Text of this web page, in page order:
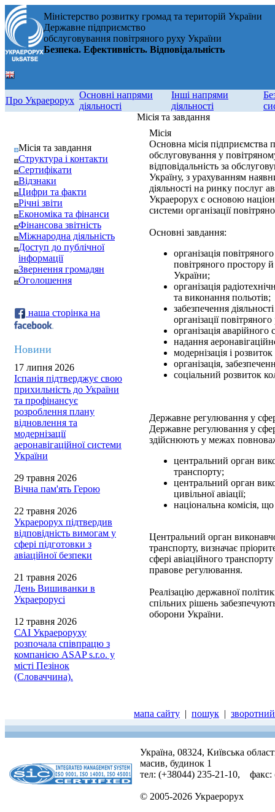
Міністерство розвитку громад та територій України
Державне підприємство
обслуговування повітряного руху України
Безпека. Ефективність. Відповідальність
Про Украерорух
Основні напрями
діяльності
Інші напрями
діяльності
Місія та завдання
Структура і контакти
Сертифікати
Відзнаки
Цифри та факти
Річні звіти
Економіка та фінанси
Фінансова звітність
Міжнародна діяльність
Доступ до публічної
інформації
Звернення громадян
Оголошення
наша сторінка на
Новини
17 липня 2026
Іспанія підтверджує свою
прихильність до України
та профінансує
розроблення плану
відновлення та
модернізації
аеронавігаційної системи
України
29 травня 2026
Вічна пам'ять Герою
22 травня 2026
Украерорух підтвердив
відповідність вимогам у
сфері підготовки з
авіаційної безпеки
21 травня 2026
День Вишиванки в
Украерорусі
12 травня 2026
САІ Украероруху
розпочала співпрацю з
компанією ASAP s.r.o. у
місті Пезінок
(Словаччина).
Місія та завдання
Місія
Основна місія підприємства
обслуговування у
відповідальність за
Україну, з урахуванням
діяльності на ринку послуг
Украерорух є основою
системи організації
Основні завдання:
організація
повітряного простору
України;
організація
та виконання польотів;
забезпечення
організації
організація
надання
модернізація і
організація,
соціальний розвиток
Державне регулювання у
Державне регулювання у
здійснюють у межах
центральний орган
транспорту;
центральний орган
цивільної авіації;
національна комісія,
Центральний орган
транспорту, визначає
сфері авіаційного
правове регулювання.
Реалізацію державної
спільних рішень
оборони України.
мапа сайту | пошук |
Україна, 08324, Київська
масив, будинок 1
тел: (+38044) 235-21-10, факс:
© 2005-2026 Украерорух